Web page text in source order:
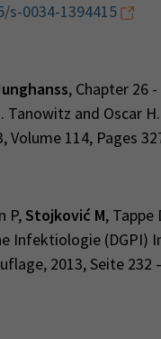
s-0034-1394415
, Chapter 26
Tanowitz and Oscar
Volume 114, Pages
P,Stojković M, Tappe
Infektiologie (DGPI)
2013, Seite 232